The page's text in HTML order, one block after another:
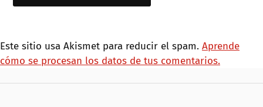
Este sitio usa Akismet para reducir el spam. Aprende
cómo se procesan los datos de tus comentarios.